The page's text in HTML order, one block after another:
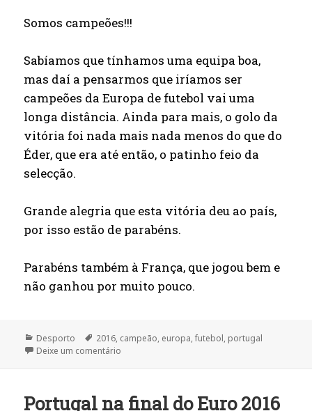
Somos campeões!!!
Sabíamos que tínhamos uma equipa boa,
mas daí a pensarmos que iríamos ser
campeões da Europa de futebol vai uma
longa distância. Ainda para mais, o golo da
vitória foi nada mais nada menos do que do
Éder, que era até então, o patinho feio da
selecção.
Grande alegria que esta vitória deu ao país,
por isso estão de parabéns.
Parabéns também à França, que jogou bem e
não ganhou por muito pouco.
Categorias
Desporto Etiquetas
2016 campeão europa ,futebol portugal
Deixe um comentário
Portugal na final do Euro 2016